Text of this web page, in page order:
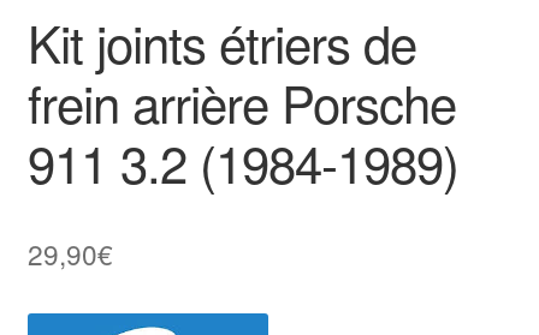
Kit joints étriers de
frein arrière Porsche
911 3.2 (1984-1989)
29,90€